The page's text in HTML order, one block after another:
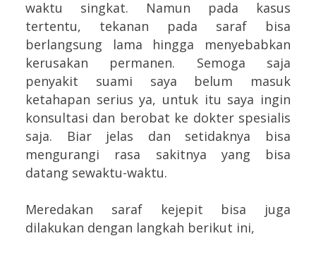
waktu singkat. Namun pada kasus
tertentu, tekanan pada saraf bisa
berlangsung lama hingga menyebabkan
kerusakan permanen. Semoga saja
penyakit suami saya belum masuk
ketahapan serius ya, untuk itu saya ingin
konsultasi dan berobat ke dokter spesialis
saja. Biar jelas dan setidaknya bisa
mengurangi rasa sakitnya yang bisa
datang sewaktu-waktu.
Meredakan saraf kejepit bisa juga
dilakukan dengan langkah berikut ini,